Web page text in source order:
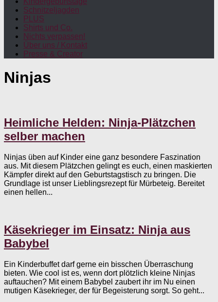
Schnitzeljagden
PLUS
Shirts und Co.
Nichts verpassen!
Über uns / Kontakt
Presse & Creator
Ninjas
Heimliche Helden: Ninja-Plätzchen
selber machen
Ninjas üben auf Kinder eine ganz besondere Faszination
aus. Mit diesem Plätzchen gelingt es euch, einen maskierten
Kämpfer direkt auf den Geburtstagstisch zu bringen. Die
Grundlage ist unser Lieblingsrezept für Mürbeteig. Bereitet
einen hellen...
Käsekrieger im Einsatz: Ninja aus
Babybel
Ein Kinderbuffet darf gerne ein bisschen Überraschung
bieten. Wie cool ist es, wenn dort plötzlich kleine Ninjas
auftauchen? Mit einem Babybel zaubert ihr im Nu einen
mutigen Käsekrieger, der für Begeisterung sorgt. So geht...